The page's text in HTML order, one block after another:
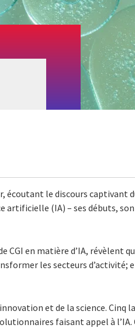
écoutant le discours captivant
artificielle (IA) – ses débuts,
CGI en matière d’IA, révèlent
les secteurs
et de la science. Cinq
faisant appel à